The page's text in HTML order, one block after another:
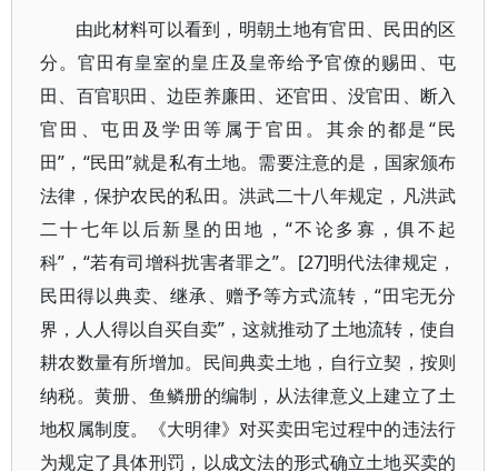
由此材料可以看到，明朝土地有官田、民田的区
分。官田有皇室的皇庄及皇帝给予官僚的赐田、屯
田、百官职田、边臣养廉田、还官田、没官田、断入
官田、屯田及学田等属于官田。其余的都是“民
田”，“民田”就是私有土地。需要注意的是，国家颁布
法律，保护农民的私田。洪武二十八年规定，凡洪武
二十七年以后新垦的田地，“不论多寡，俱不起
科”，“若有司增科扰害者罪之”。[27]明代法律规定，
民田得以典卖、继承、赠予等方式流转，“田宅无分
界，人人得以自买自卖”，这就推动了土地流转，使自
耕农数量有所增加。民间典卖土地，自行立契，按则
纳税。黄册、鱼鳞册的编制，从法律意义上建立了土
地权属制度。《大明律》对买卖田宅过程中的违法行
为规定了具体刑罚，以成文法的形式确立土地买卖的